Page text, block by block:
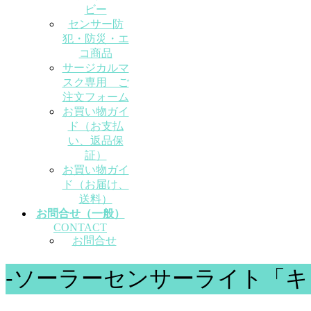
ビー
センサー防
犯・防災・エ
コ商品
サージカルマ
スク専用 ご
注文フォーム
お買い物ガイ
ド（お支払
い、返品保
証）
お買い物ガイ
ド（お届け、
送料）
お問合せ（一般）
CONTACT
お問合せ
-ソーラーセンサーライト「キ